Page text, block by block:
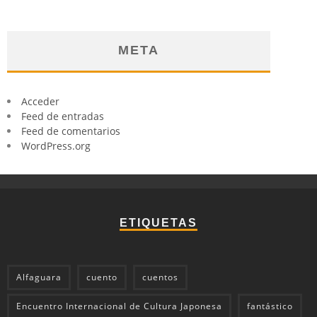
META
Acceder
Feed de entradas
Feed de comentarios
WordPress.org
ETIQUETAS
Alfaguara cuento cuentos
Encuentro Internacional de Cultura Japonesa fantástico